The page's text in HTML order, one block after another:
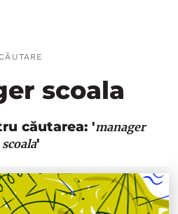
CĂUTARE
scoala
căutarea: 'manager
scoala'